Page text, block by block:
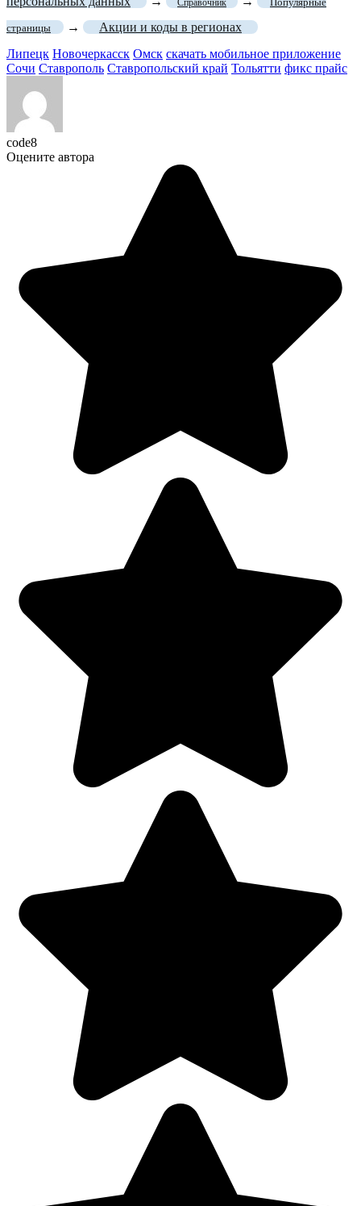
Справочник
страницы →
Акции и коды в регионах
Липецк Новочеркасск Омск скачать мобильное приложение
Сочи Ставрополь Ставропольский край Тольятти фикс прайс
code8
Оцените автора